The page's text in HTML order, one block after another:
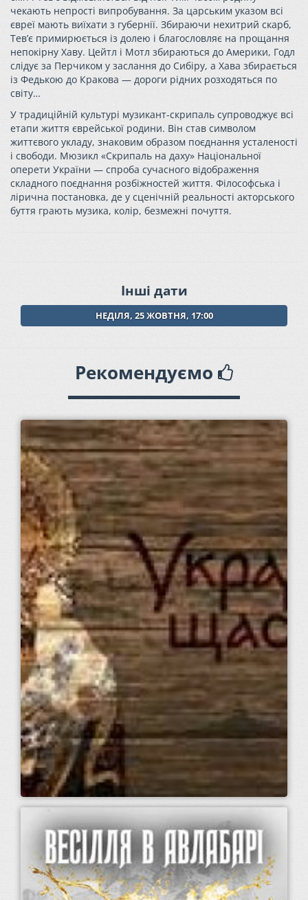
чекають непрості випробування. За царським указом всі
євреї мають виїхати з губернії. Збираючи нехитрий скарб,
Тев’є примирюється із долею і благословляє на прощання
непокірну Хаву. Цейтл і Мотл збираються до Америки, Годл
слідує за Перчиком у заслання до Сибіру, а Хава збирається
із Федькою до Кракова — дороги рідних розходяться по
світу…
У традиційній культурі музикант-скрипаль супроводжує всі
етапи життя єврейської родини. Він став символом
життєвого укладу, знаковим образом поєднання усталеності
і свободи. Мюзикл «Скрипаль на даху» Національної
оперети України — спроба сучасного відображення
складного поєднання розбіжностей життя. Філософська і
лірична постановка, де у сценічній реальності акторського
буття грають музика, колір, безмежні почуття.
Інші дати
НЕДІЛЯ, 25 ЖОВТНЯ, 17:00
Рекомендуємо